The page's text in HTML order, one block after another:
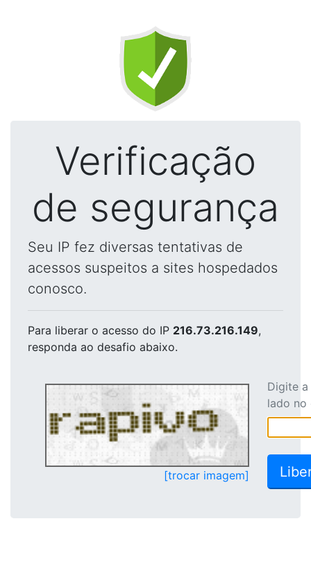
Verificação
de segurança
Seu IP fez diversas tentativas de
acessos suspeitos a sites hospedados
conosco.
Para liberar o acesso do IP 216.73.216.149,
responda ao desafio abaixo.
[trocar imagem]
Digite
lado no